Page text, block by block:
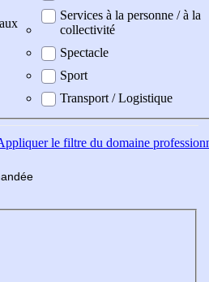
Services à la personne / à la
collectivité
Spectacle
Sport
Transport / Logistique
le filtre du domaine